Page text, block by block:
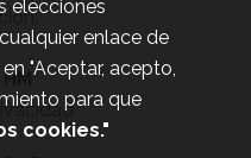
elecciones
enlace de
"Aceptar, acepto,
para que
cookies."